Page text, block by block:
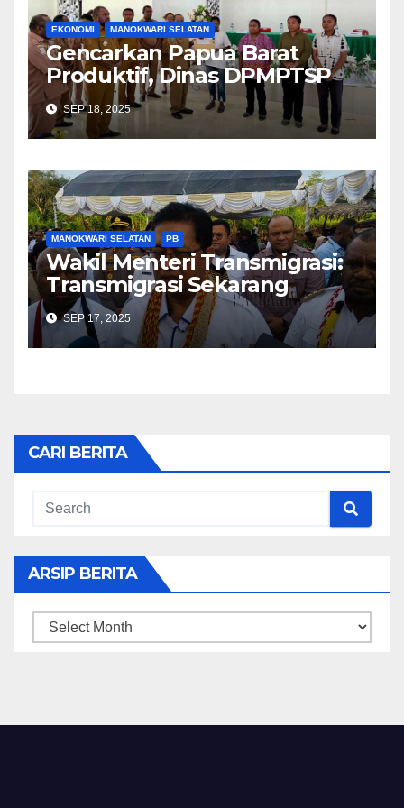
EKONOMI MANOKWARI SELATAN
Gencarkan Papua Barat
Produktif, Dinas DPMPTSP
Sosialiasi Perizinan Berusaha
Berbasis Risiko dan NIB
SEP 18, 2025
MANOKWARI SELATAN PB
Wakil Menteri Transmigrasi:
Transmigrasi Sekarang
Tergantung Permintaan
Pemerintah Daerah
SEP 17, 2025
CARI BERITA
ARSIP BERITA
ARSIP